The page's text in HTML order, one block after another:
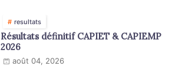
resultats
Résultats définitif CAPIET & CAPIEMP
2026
août 04, 2026